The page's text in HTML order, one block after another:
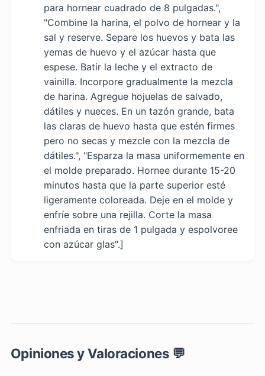
para hornear cuadrado de 8 pulgadas.",
"Combine la harina, el polvo de hornear y la
sal y reserve. Separe los huevos y bata las
yemas de huevo y el azúcar hasta que
espese. Batir la leche y el extracto de
vainilla. Incorpore gradualmente la mezcla
de harina. Agregue hojuelas de salvado,
dátiles y nueces. En un tazón grande, bata
las claras de huevo hasta que estén firmes
pero no secas y mezcle con la mezcla de
dátiles.", "Esparza la masa uniformemente en
el molde preparado. Hornee durante 15-20
minutos hasta que la parte superior esté
ligeramente coloreada. Deje en el molde y
enfríe sobre una rejilla. Corte la masa
enfriada en tiras de 1 pulgada y espolvoree
con azúcar glas".]
Opiniones y Valoraciones 💬